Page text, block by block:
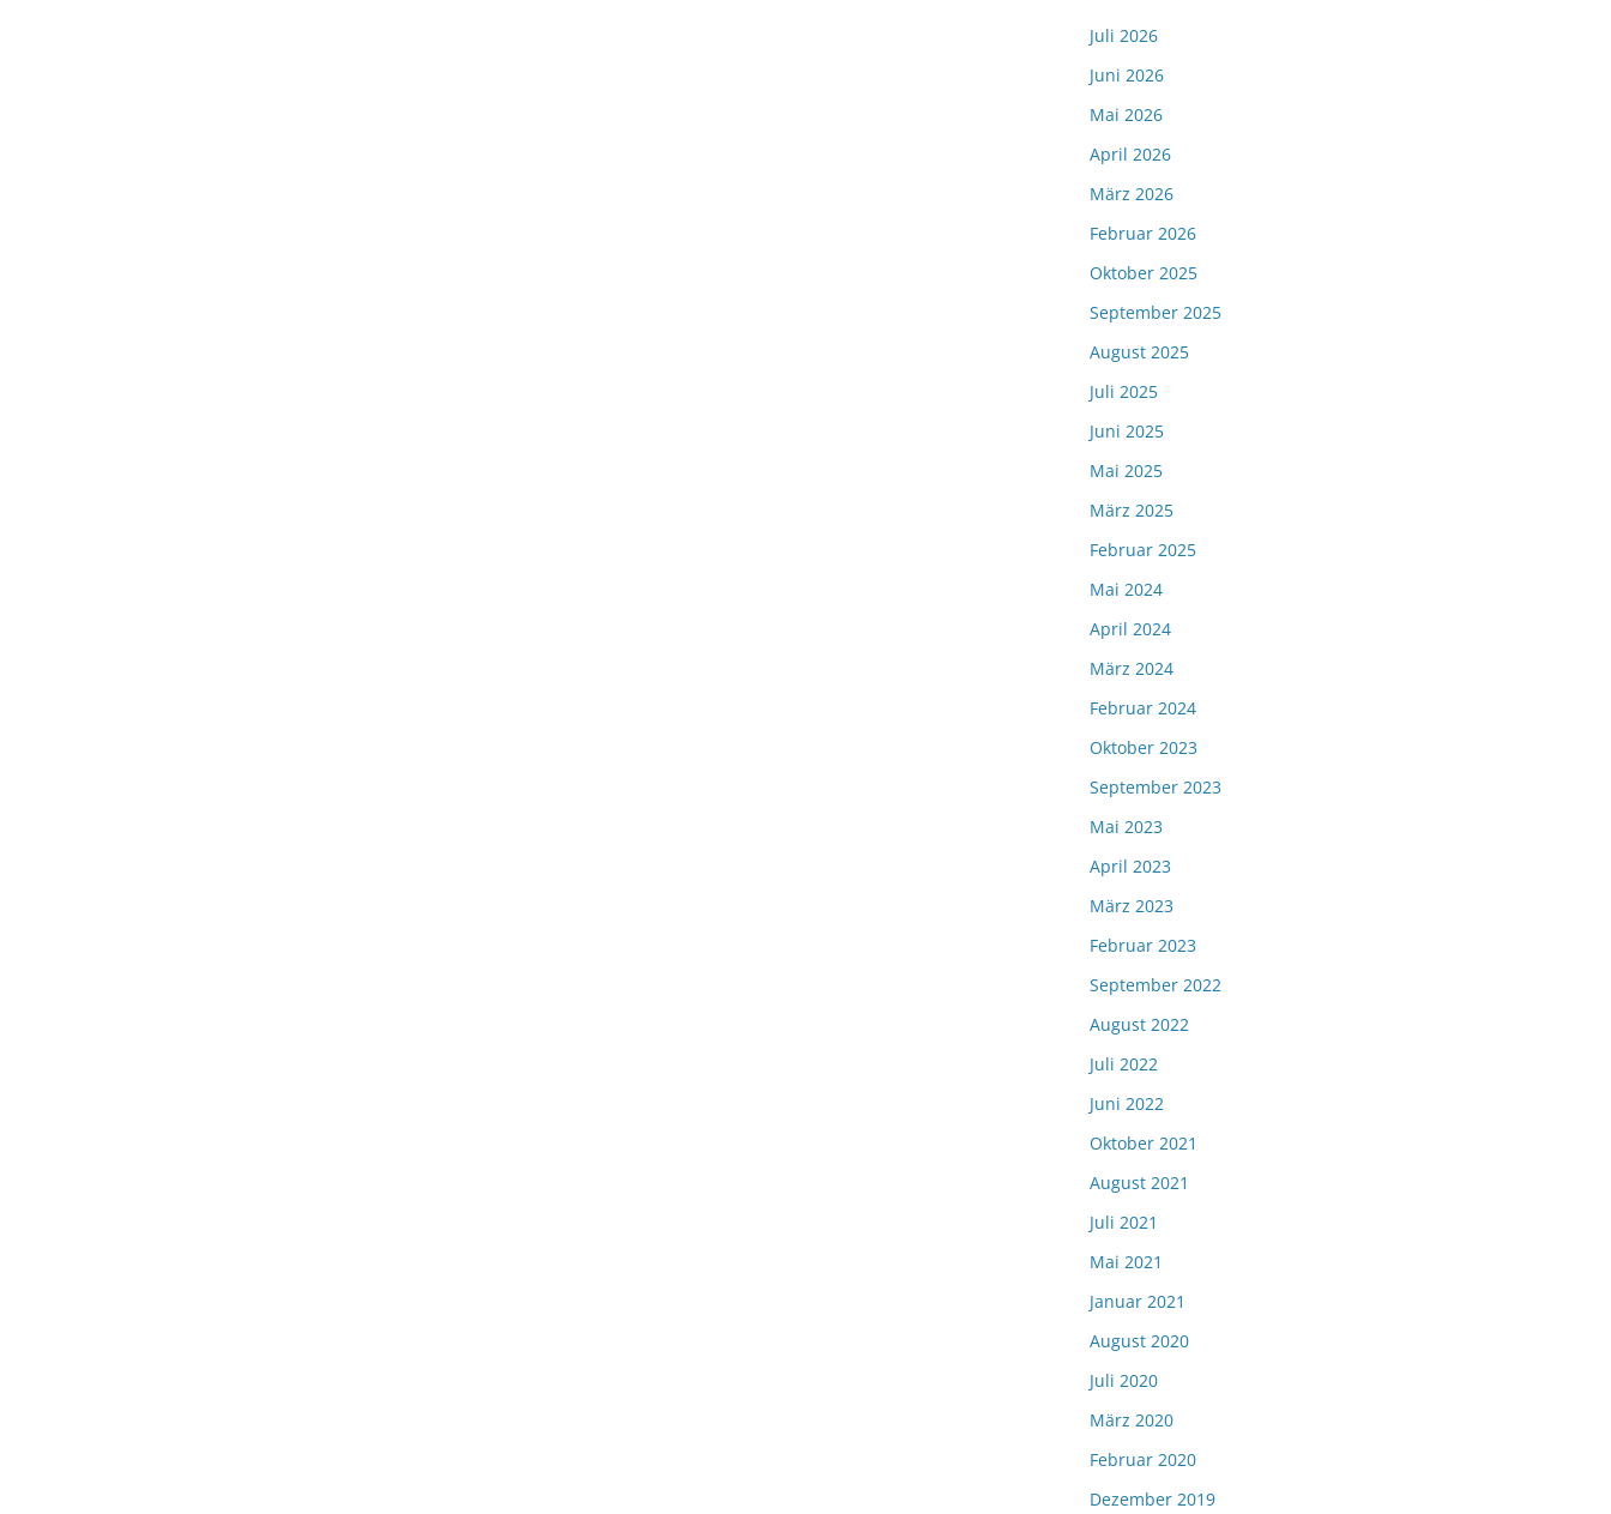
Juli 2026
Juni 2026
Mai 2026
April 2026
März 2026
Februar 2026
Oktober 2025
September 2025
August 2025
Juli 2025
Juni 2025
Mai 2025
März 2025
Februar 2025
Mai 2024
April 2024
März 2024
Februar 2024
Oktober 2023
September 2023
Mai 2023
April 2023
März 2023
Februar 2023
September 2022
August 2022
Juli 2022
Juni 2022
Oktober 2021
August 2021
Juli 2021
Mai 2021
Januar 2021
August 2020
Juli 2020
März 2020
Februar 2020
Dezember 2019